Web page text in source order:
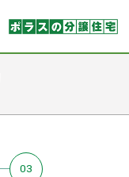
03